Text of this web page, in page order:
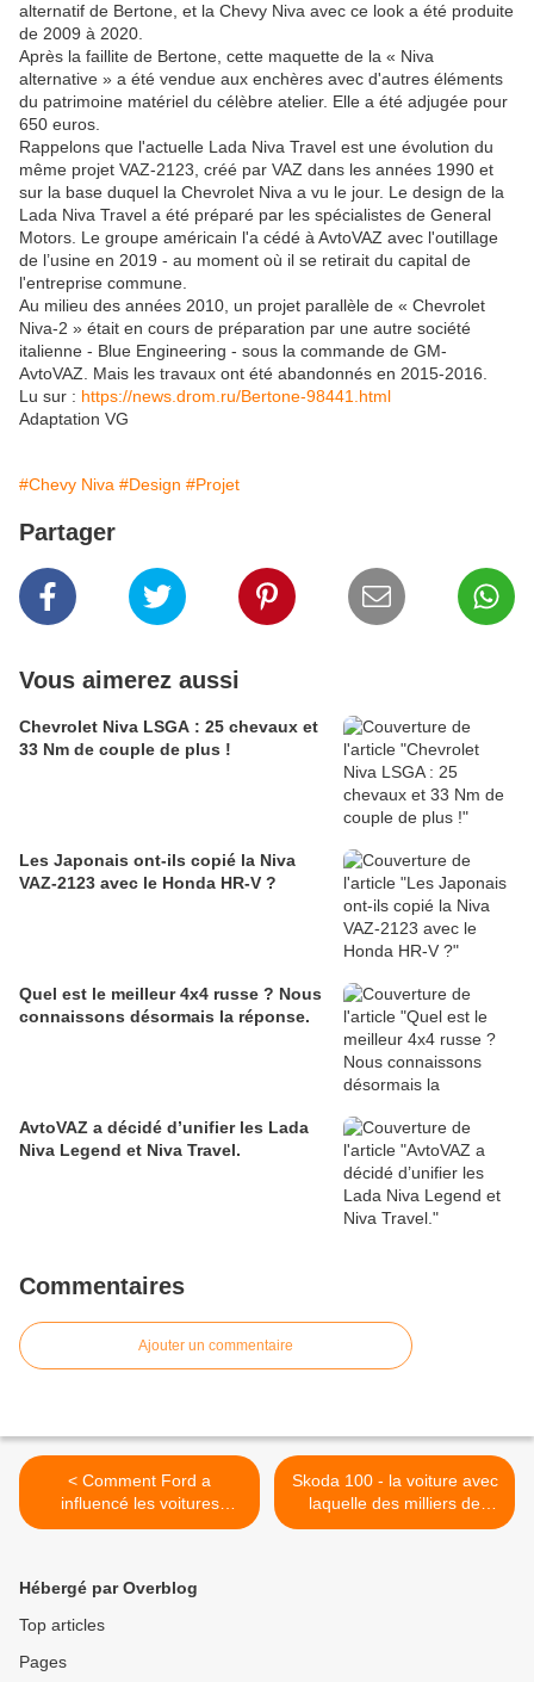
alternatif de Bertone, et la Chevy Niva avec ce look a été produite
de 2009 à 2020.
Après la faillite de Bertone, cette maquette de la « Niva
alternative » a été vendue aux enchères avec d'autres éléments
du patrimoine matériel du célèbre atelier. Elle a été adjugée pour
650 euros.
Rappelons que l'actuelle Lada Niva Travel est une évolution du
même projet VAZ-2123, créé par VAZ dans les années 1990 et
sur la base duquel la Chevrolet Niva a vu le jour. Le design de la
Lada Niva Travel a été préparé par les spécialistes de General
Motors. Le groupe américain l'a cédé à AvtoVAZ avec l'outillage
de l’usine en 2019 - au moment où il se retirait du capital de
l'entreprise commune.
Au milieu des années 2010, un projet parallèle de « Chevrolet
Niva-2 » était en cours de préparation par une autre société
italienne - Blue Engineering - sous la commande de GM-
AvtoVAZ. Mais les travaux ont été abandonnés en 2015-2016.
Lu sur : https://news.drom.ru/Bertone-98441.html
Adaptation VG
#Chevy Niva #Design #Projet
Partager
Vous aimerez aussi
Chevrolet Niva LSGA : 25 chevaux et
33 Nm de couple de plus !
Les Japonais ont-ils copié la Niva
VAZ-2123 avec le Honda HR-V ?
Quel est le meilleur 4x4 russe ? Nous
connaissons désormais la réponse.
AvtoVAZ a décidé d’unifier les Lada
Niva Legend et Niva Travel.
Commentaires
Ajouter un commentaire
< Comment Ford a
influencé les voitures
produites par l’URSS.
Skoda 100 - la voiture avec
laquelle des milliers de
conducteurs ont appris à
Hébergé par Overblog
Top articles
Pages